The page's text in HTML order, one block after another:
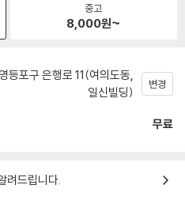
중고
8,000원~
등포구 은행로 11(여의도동,
일신빌딩)
변경
무료
려드립니다.